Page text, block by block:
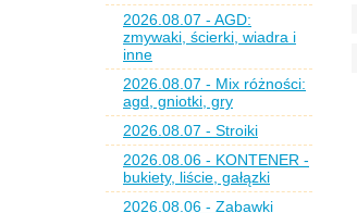
2026.08.07 - AGD:
zmywaki, ścierki, wiadra i
inne
2026.08.07 - Mix różności:
agd, gniotki, gry
2026.08.07 - Stroiki
2026.08.06 - KONTENER -
bukiety, liście, gałązki
2026.08.06 - Zabawki